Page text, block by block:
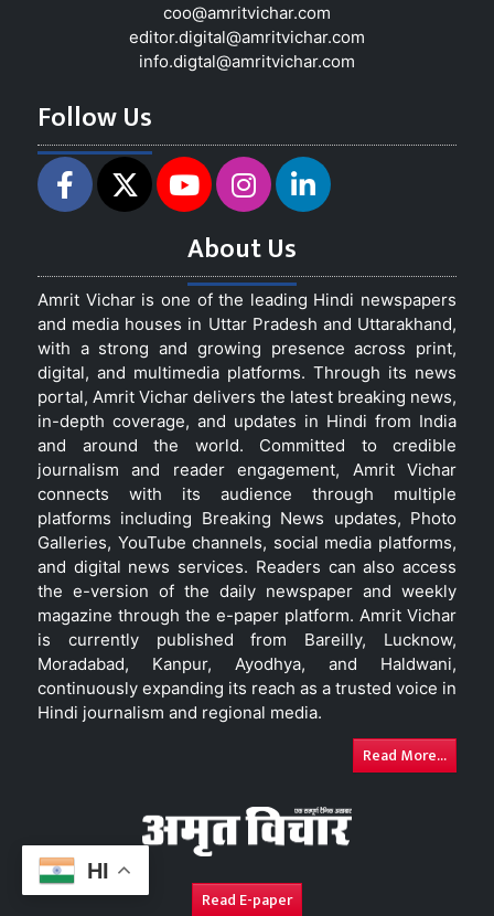
HI
coo@amritvichar.com
editor.digital@amritvichar.com
info.digtal@amritvichar.com
Follow Us
About Us
Amrit Vichar is one of the leading Hindi newspapers
and media houses in Uttar Pradesh and Uttarakhand,
with a strong and growing presence across print,
digital, and multimedia platforms. Through its news
portal, Amrit Vichar delivers the latest breaking news,
in-depth coverage, and updates in Hindi from India
and around the world. Committed to credible
journalism and reader engagement, Amrit Vichar
connects with its audience through multiple
platforms including Breaking News updates, Photo
Galleries, YouTube channels, social media platforms,
and digital news services. Readers can also access
the e-version of the daily newspaper and weekly
magazine through the e-paper platform. Amrit Vichar
is currently published from Bareilly, Lucknow,
Moradabad, Kanpur, Ayodhya, and Haldwani,
continuously expanding its reach as a trusted voice in
Hindi journalism and regional media.
Read More...
Read E-paper